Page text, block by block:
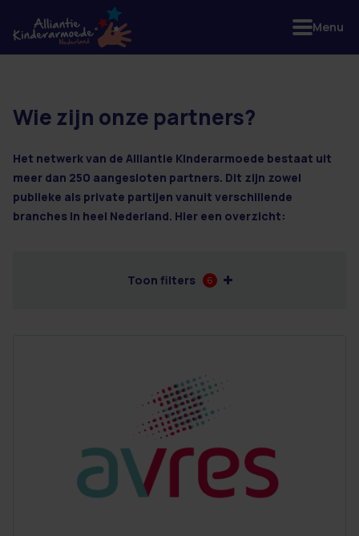
18 resultaten
Wie zijn onze partners?
Het netwerk van de Alliantie Kinderarmoede bestaat uit
meer dan 250 aangesloten partners. Dit zijn zowel
publieke als private partijen vanuit verschillende
branches in heel Nederland. Hier een overzicht:
Toon filters 6
Menu